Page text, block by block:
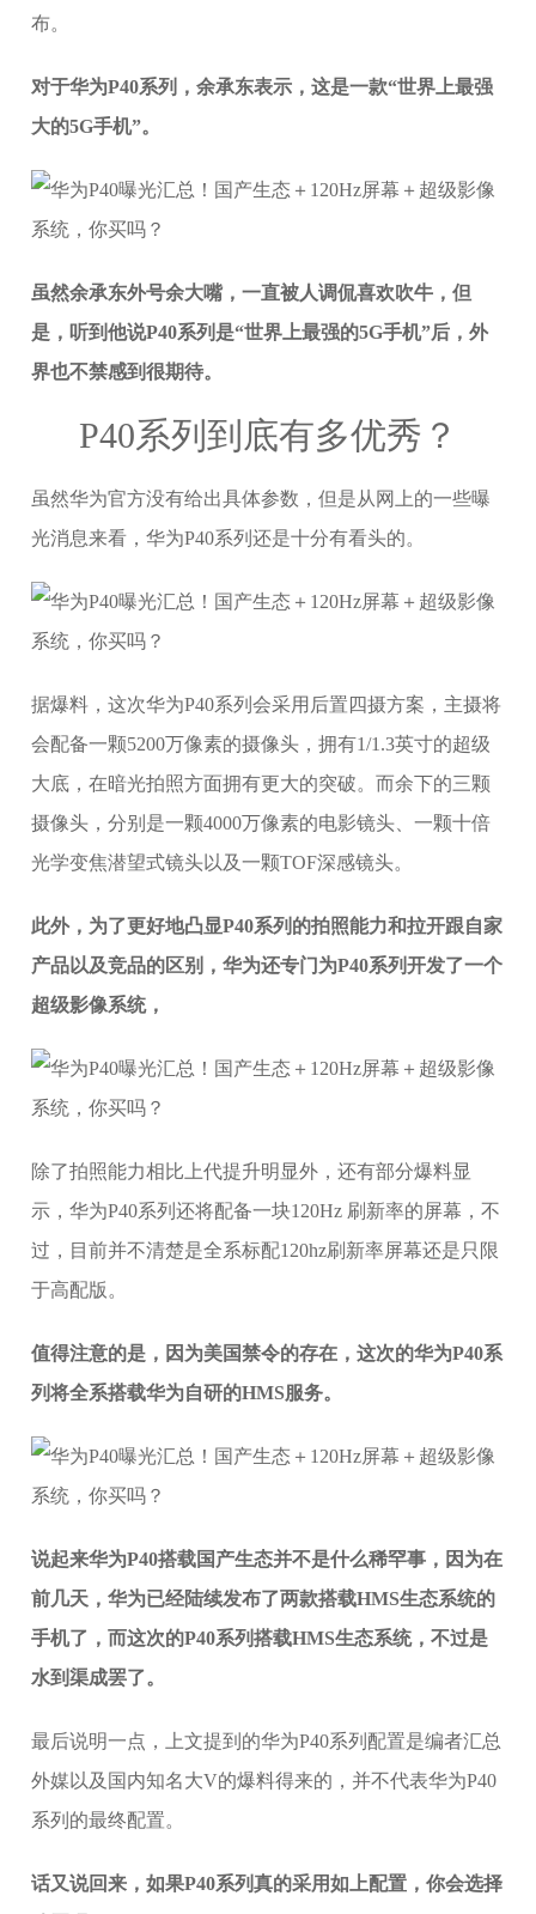
布。
对于华为P40系列，余承东表示，这是一款“世界上最强
大的5G手机”。
虽然余承东外号余大嘴，一直被人调侃喜欢吹牛，但
是，听到他说P40系列是“世界上最强的5G手机”后，外
界也不禁感到很期待。
P40系列到底有多优秀？
虽然华为官方没有给出具体参数，但是从网上的一些曝
光消息来看，华为P40系列还是十分有看头的。
据爆料，这次华为P40系列会采用后置四摄方案，主摄将
会配备一颗5200万像素的摄像头，拥有1/1.3英寸的超级
大底，在暗光拍照方面拥有更大的突破。而余下的三颗
摄像头，分别是一颗4000万像素的电影镜头、一颗十倍
光学变焦潜望式镜头以及一颗TOF深感镜头。
此外，为了更好地凸显P40系列的拍照能力和拉开跟自家
产品以及竞品的区别，华为还专门为P40系列开发了一个
超级影像系统，
除了拍照能力相比上代提升明显外，还有部分爆料显
示，华为P40系列还将配备一块120Hz 刷新率的屏幕，不
过，目前并不清楚是全系标配120hz刷新率屏幕还是只限
于高配版。
值得注意的是，因为美国禁令的存在，这次的华为P40系
列将全系搭载华为自研的HMS服务。
说起来华为P40搭载国产生态并不是什么稀罕事，因为在
前几天，华为已经陆续发布了两款搭载HMS生态系统的
手机了，而这次的P40系列搭载HMS生态系统，不过是
水到渠成罢了。
最后说明一点，上文提到的华为P40系列配置是编者汇总
外媒以及国内知名大V的爆料得来的，并不代表华为P40
系列的最终配置。
话又说回来，如果P40系列真的采用如上配置，你会选择